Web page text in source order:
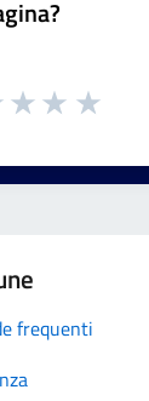
frequenti